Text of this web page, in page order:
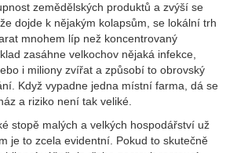
zemědělských produktů a zvýší se
dojde k nějakým kolapsům, se lokální trh
mnohem líp než koncentrovaný
zasáhne velkochov nějaká infekce,
i miliony zvířat a způsobí to obrovský
Když vypadne jedna místní farma, dá se
a riziko není tak veliké.
stopě malých a velkých hospodářství už
je to zcela evidentní. Pokud to skutečně